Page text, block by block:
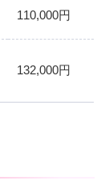
110,000円
132,000円